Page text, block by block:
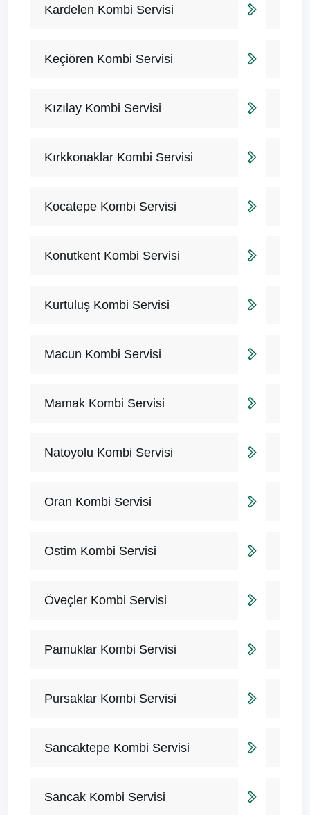
Kardelen Kombi Servisi
Keçiören Kombi Servisi
Kızılay Kombi Servisi
Kırkkonaklar Kombi Servisi
Kocatepe Kombi Servisi
Konutkent Kombi Servisi
Kurtuluş Kombi Servisi
Macun Kombi Servisi
Mamak Kombi Servisi
Natoyolu Kombi Servisi
Oran Kombi Servisi
Ostim Kombi Servisi
Öveçler Kombi Servisi
Pamuklar Kombi Servisi
Pursaklar Kombi Servisi
Sancaktepe Kombi Servisi
Sancak Kombi Servisi